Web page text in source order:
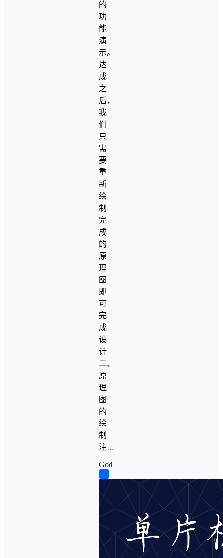
的
功
能
演
示。
达
成
之
后，
我
们
只
需
要
重
新
绘
制
完
成
的
原
理
图
即
可
完
成
设
计
二、
原
理
图
的
绘
制
注…
God